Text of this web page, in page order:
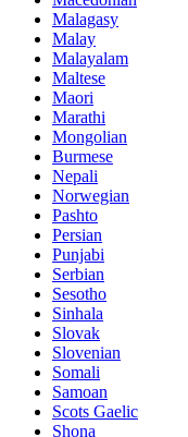
Malagasy
Malay
Malayalam
Maltese
Maori
Marathi
Mongolian
Burmese
Nepali
Norwegian
Pashto
Persian
Punjabi
Serbian
Sesotho
Sinhala
Slovak
Slovenian
Somali
Samoan
Scots Gaelic
Shona